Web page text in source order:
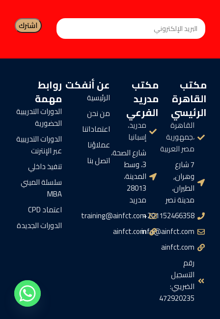
مكتب
القاهرة
الرئيسي
القاهرة
،جمهورية
مصر العربية
7 شارع
وهران,
الطيران،
مدينة نصر
201152466358+
info@ainfct.com
ainfct.com
رقم
التسجيل
الضريبي:
472920235
مكتب
مدريد
الفرعي
مدريد،
إسبانيا
شارع الصحة،
3، وسط
المدينة،
28013
مدريد
training@ainfct.com
ainfct.com
عن أنفكت
الرئيسية
من نحن
اعتماداتنا
عملاؤنا
اتصل بنا
روابط
مهمة
الدورات التدريبية
الحضورية
الدورات التدريبية
عبر الإنترنت
تنفيذ داخلي
سلسلة الميني
MBA
اعتماد CPD
الدورات الجديدة